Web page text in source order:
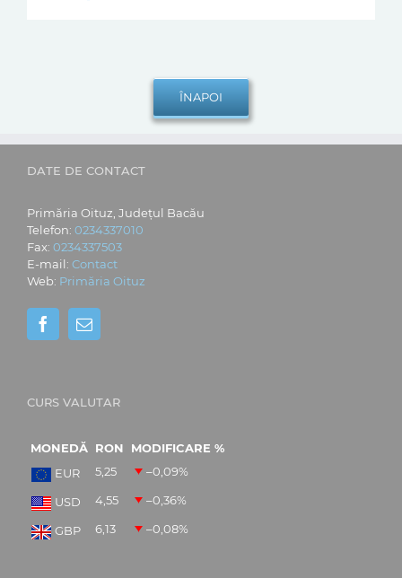
DATE DE CONTACT
Primăria Oituz, Județul Bacău
Telefon: 0234337010
Fax: 0234337503
E-mail: Contact
Web: Primăria Oituz
CURS VALUTAR
MONEDĂ RON
MODIFICARE %
EUR
5,25 –0,09%
USD 4,55 –0,36%
GBP 6,13 –0,08%